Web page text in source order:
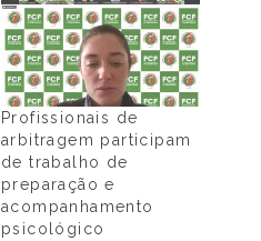
Profissionais de
arbitragem participam
de trabalho de
preparação e
acompanhamento
psicológico